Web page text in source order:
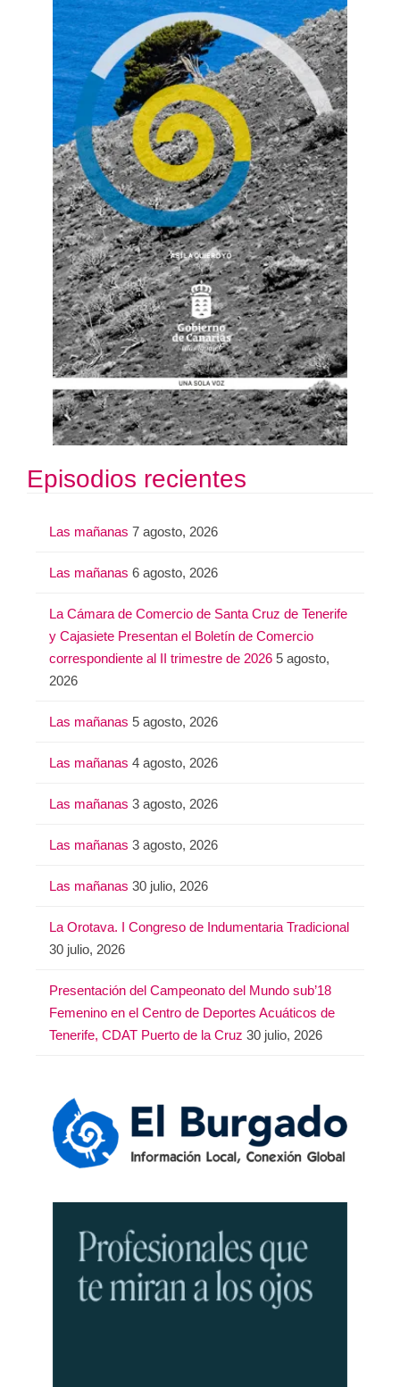
Episodios recientes
Las mañanas 7 agosto, 2026
Las mañanas 6 agosto, 2026
La Cámara de Comercio de Santa Cruz de Tenerife
y Cajasiete Presentan el Boletín de Comercio
correspondiente al II trimestre de 2026 5 agosto,
2026
Las mañanas 5 agosto, 2026
Las mañanas 4 agosto, 2026
Las mañanas 3 agosto, 2026
Las mañanas 3 agosto, 2026
Las mañanas 30 julio, 2026
La Orotava. I Congreso de Indumentaria Tradicional
30 julio, 2026
Presentación del Campeonato del Mundo sub’18
Femenino en el Centro de Deportes Acuáticos de
Tenerife, CDAT Puerto de la Cruz 30 julio, 2026